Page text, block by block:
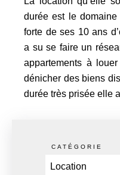
durée est le
forte de ses 10 ans
a su se faire un
appartements à
dénicher des biens
durée très prisée elle
CATÉGORIE
Location